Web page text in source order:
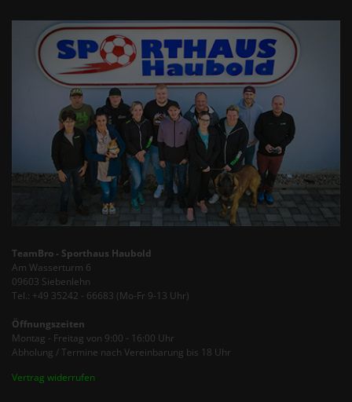
TeamBro - Sporthaus Haubold
Am Wasserturm 6
09603 Siebenlehn
Tel.: +49 35242 - 66683 (Mo-Fr 9-13 Uhr)
Öffnungszeiten
Montag - Freitag von 9:00 - 16:00 Uhr
Abholung / Termine nach Vereinbarung bis 18 Uhr
Vertrag widerrufen